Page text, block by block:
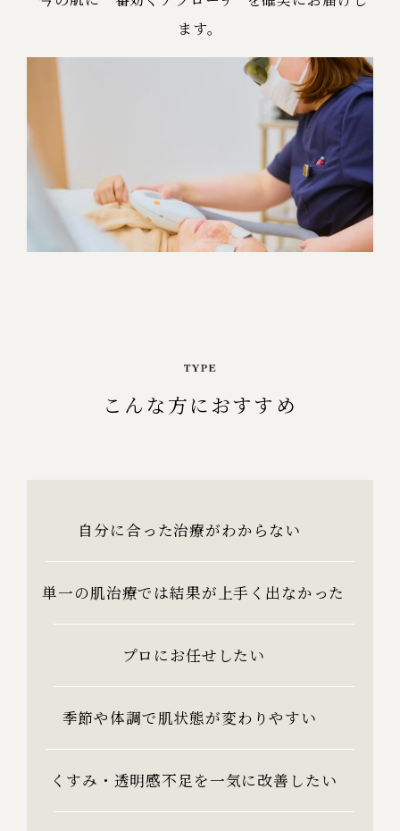
ます。
こんな方におすすめ
自分に合った治療がわからない
単一の肌治療では結果が上手く出なかった
プロにお任せしたい
季節や体調で肌状態が変わりやすい
くすみ・透明感不足を一気に改善したい